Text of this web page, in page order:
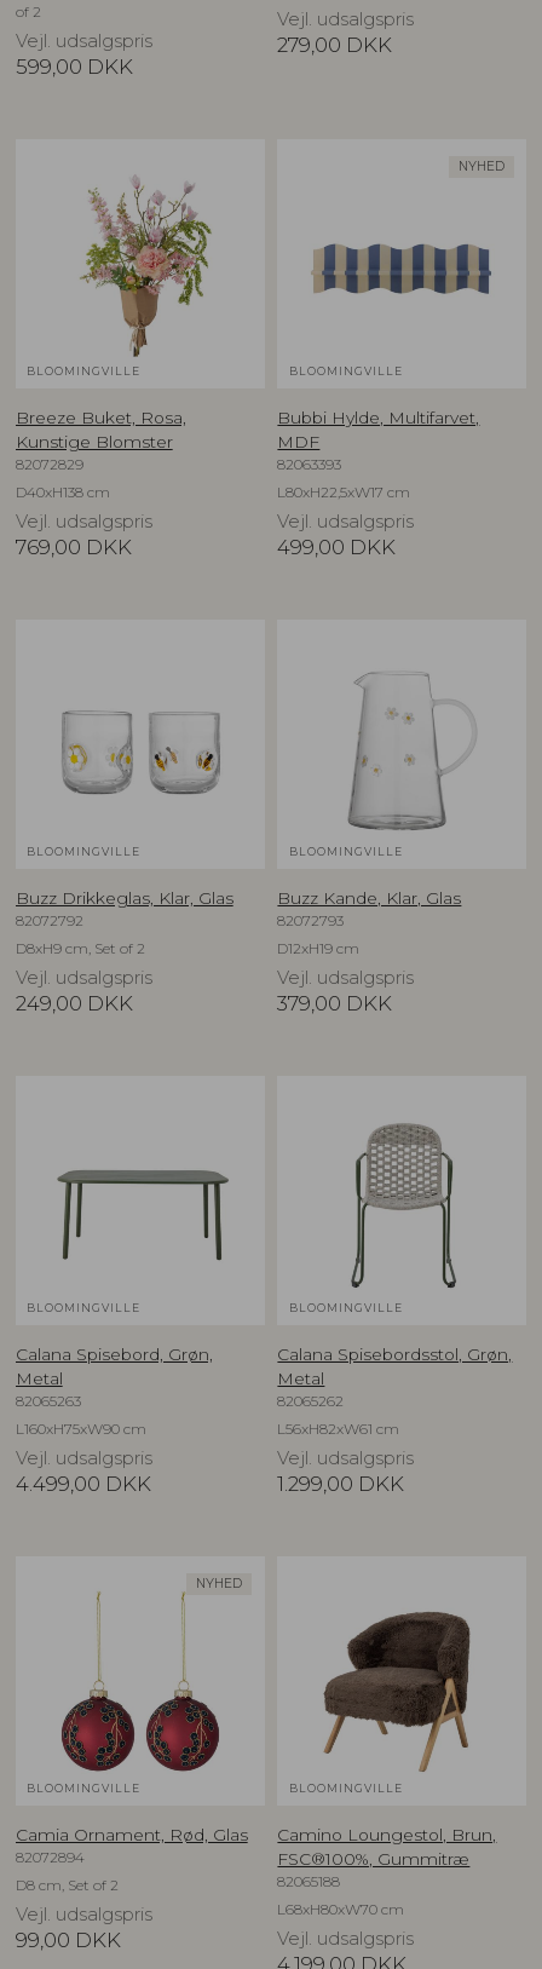
of 2
Vejl. udsalgspris
599,00 DKK
Vejl. udsalgspris
279,00 DKK
BLOOMINGVILLE
Breeze Buket, Rosa,
Kunstige Blomster
82072829
D40xH138 cm
Vejl. udsalgspris
769,00 DKK
NYHED
BLOOMINGVILLE
Bubbi Hylde, Multifarvet,
MDF
82063393
L80xH22,5xW17 cm
Vejl. udsalgspris
499,00 DKK
BLOOMINGVILLE
Buzz Drikkeglas, Klar, Glas
82072792
D8xH9 cm, Set of 2
Vejl. udsalgspris
249,00 DKK
BLOOMINGVILLE
Buzz Kande, Klar, Glas
82072793
D12xH19 cm
Vejl. udsalgspris
379,00 DKK
BLOOMINGVILLE
Calana Spisebord, Grøn,
Metal
82065263
L160xH75xW90 cm
Vejl. udsalgspris
4.499,00 DKK
BLOOMINGVILLE
Calana Spisebordsstol, Grøn,
Metal
82065262
L56xH82xW61 cm
Vejl. udsalgspris
1.299,00 DKK
NYHED
BLOOMINGVILLE
Camia Ornament, Rød, Glas
82072894
D8 cm, Set of 2
Vejl. udsalgspris
99,00 DKK
BLOOMINGVILLE
Camino Loungestol, Brun,
FSC®100%, Gummitræ
82065188
L68xH80xW70 cm
Vejl. udsalgspris